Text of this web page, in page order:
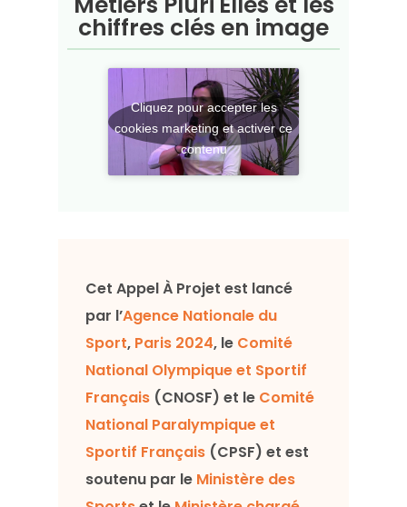
chiffres clés en image
Cliquez pour accepter les
cookies marketing et activer ce
contenu
Cet Appel À Projet est lancé
par l’Agence Nationale du
Sport, Paris 2024, le Comité
National Olympique et Sportif
Français (CNOSF) et le Comité
National Paralympique et
Sportif Français (CPSF) et est
soutenu par le Ministère des